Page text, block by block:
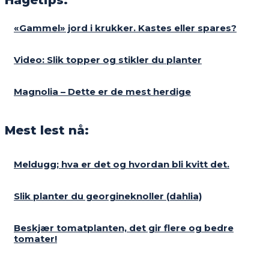
«Gammel» jord i krukker. Kastes eller spares?
Video: Slik topper og stikler du planter
Magnolia – Dette er de mest herdige
Mest lest nå:
Meldugg; hva er det og hvordan bli kvitt det.
Slik planter du georgineknoller (dahlia)
Beskjær tomatplanten, det gir flere og bedre
tomater!